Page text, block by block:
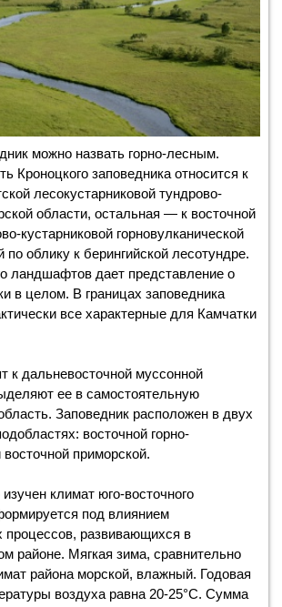
можно назвать горно-лесным.
Кроноцкого заповедника относится к
лесокустарниковой тундрово-
области, остальная — к восточной
кустарниковой горновулканической
по облику к берингийской лесотундре.
ландшафтов дает представление о
в целом. В границах заповедника
все характерные для Камчатки
к дальневосточной муссонной
ее в самостоятельную
Заповедник расположен в двух
восточной горно-
восточной приморской.
климат юго-восточного
под влиянием
процессов, развивающихся в
районе. Мягкая зима, сравнительно
района морской, влажный. Годовая
воздуха равна 20-25°С. Сумма